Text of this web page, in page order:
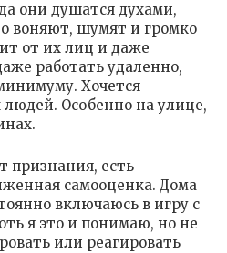
они душатся духами,
воняют, шумят и громко
от их лиц и даже
работать удаленно,
Хочется
людей. Особенно на улице,
признания, есть
самооценка. Дома
включаюсь в игру с
я это и понимаю, но не
или реагировать